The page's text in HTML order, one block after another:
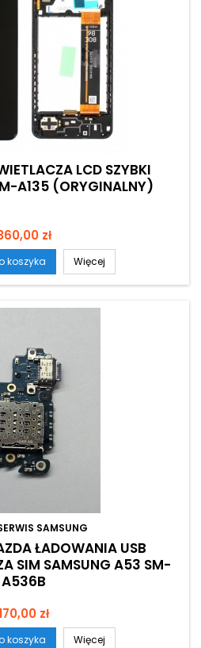
LCD SZYBKI
A135 (ORYGINALNY)
zł
koszyka Więcej
SAMSUNG
ŁADOWANIA USB
SIM SAMSUNG A53 SM-
A536B
zł
koszyka Więcej